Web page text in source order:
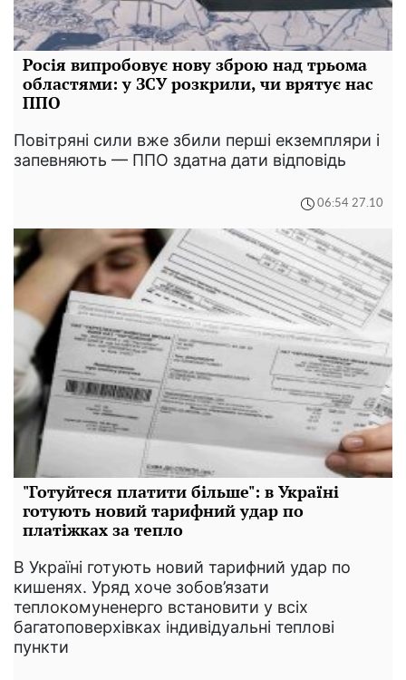
Росія випробовує нову зброю над трьома
областями: у ЗСУ розкрили, чи врятує нас
ППО
Повітряні сили вже збили перші екземпляри і
запевняють — ППО здатна дати відповідь
06:54 27.10
"Готуйтеся платити більше": в Україні
готують новий тарифний удар по
платіжках за тепло
В Україні готують новий тарифний удар по
кишенях. Уряд хоче зобов’язати
теплокомуненерго встановити у всіх
багатоповерхівках індивідуальні теплові
пункти